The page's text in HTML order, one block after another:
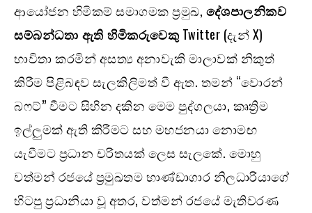
ආයෝජන හිමිකම් සමාගමක ප්‍රමුඛ, දේශපාලනිකව
සම්බන්ධතා ඇති හිමිකරුවෙකුTwitter (දැන් X)
භාවිතා කරමින් අසත්‍ය අනාවැකි මාලාවක් නිකුත්
කිරීම පිළිබඳව සැලකිලිමත් වී ඇත. තමන් “වොරන්
බෆට්” වීමට සිහින දකින මෙම පුද්ගලයා, කෘත්‍රිම
ඉල්ලුමක් ඇති කිරීමට සහ මහජනයා නොමඟ
යැවීමට ප්‍රධාන චරිතයක් ලෙස සැලකේ. මොහු
වත්මන් රජයේ ප්‍රමුඛතම භාණ්ඩාගාර නිලධාරියාගේ
හිටපු ප්‍රධානියා වූ අතර, වත්මන් රජයේ මැතිවරණ